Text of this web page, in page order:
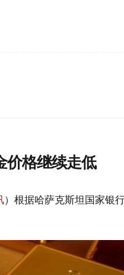
价格继续走低
）根据哈萨克斯坦国家银